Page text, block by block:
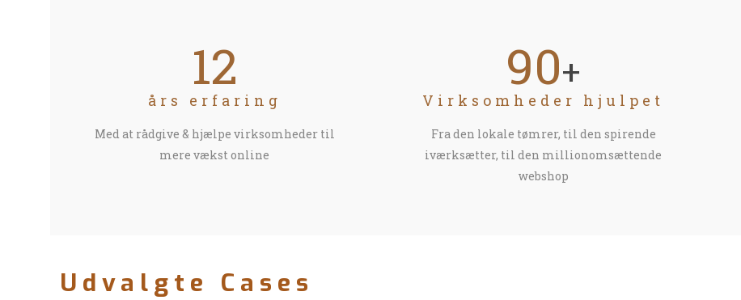
12
års erfaring
Med at rådgive & hjælpe virksomheder til
mere vækst online
90+
Virksomheder hjulpet
Fra den lokale tømrer, til den spirende
iværksætter, til den millionomsættende
webshop
Udvalgte Cases